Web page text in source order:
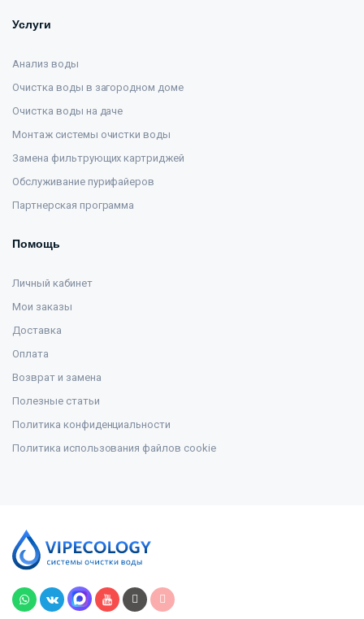
Услуги
Анализ воды
Очистка воды в загородном доме
Очистка воды на даче
Монтаж системы очистки воды
Замена фильтрующих картриджей
Обслуживание пурифайеров
Партнерская программа
Помощь
Личный кабинет
Мои заказы
Доставка
Оплата
Возврат и замена
Полезные статьи
Политика конфиденциальности
Политика использования файлов cookie